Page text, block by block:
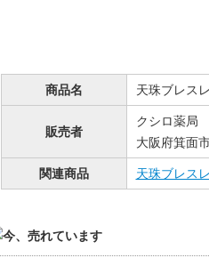
商品名 天珠ブレス
販売者
クシロ薬局
大阪府箕面
関連商品 天珠ブレス